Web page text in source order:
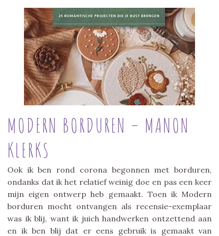
MODERN BORDUREN – MANON
KLERKS
Ook ik ben rond corona begonnen met borduren,
ondanks dat ik het relatief weinig doe en pas een keer
mijn eigen ontwerp heb gemaakt. Toen ik Modern
borduren mocht ontvangen als recensie-exemplaar
was ik blij, want ik juich handwerken ontzettend aan
en ik ben blij dat er eens gebruik is gemaakt van